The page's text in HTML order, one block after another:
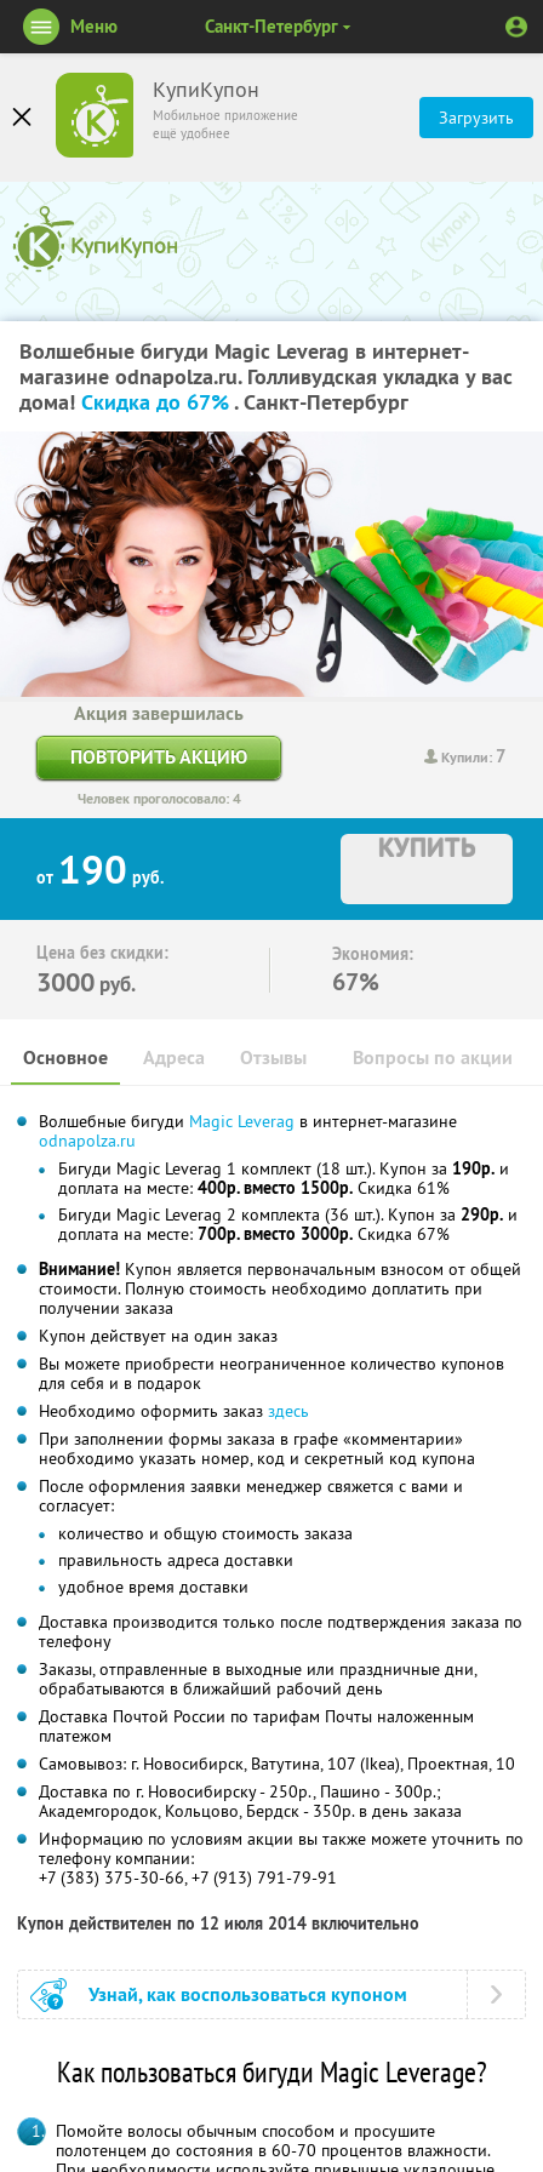
КупиКупон
Мобильное приложение
ещё удобнее
Загрузить
Меню Санкт-Петербург
Волшебные бигуди Magic Leverag в интернет-
магазине odnapolza.ru. Голливудская укладка у вас
дома! Скидка до 67%. Санкт-Петербург
Купили: 7
Акция завершилась
ПОВТОРИТЬ АКЦИЮ
Человек проголосовало: 4
от 190 руб.
КУПИТЬ
Цена без скидки:
3000 руб.
Экономия:
67%
Основное Отзывы Вопросы по акции
Адреса
Волшебные бигуди Magic Leverag в интернет-магазине
odnapolza.ru
Бигуди Magic Leverag 1 комплект (18 шт.). Купон за 190р. и
доплата на месте: 400р. вместо 1500р. Скидка 61%
Бигуди Magic Leverag 2 комплекта (36 шт.). Купон за 290р. и
доплата на месте: 700р. вместо 3000р. Скидка 67%
Внимание! Купон является первоначальным взносом от общей
стоимости. Полную стоимость необходимо доплатить при
получении заказа
Купон действует на один заказ
Вы можете приобрести неограниченное количество купонов
для себя и в подарок
Необходимо оформить заказ здесь
При заполнении формы заказа в графе «комментарии»
необходимо указать номер, код и секретный код купона
После оформления заявки менеджер свяжется с вами и
согласует:
количество и общую стоимость заказа
правильность адреса доставки
удобное время доставки
Доставка производится только после подтверждения заказа по
телефону
Заказы, отправленные в выходные или праздничные дни,
обрабатываются в ближайший рабочий день
Доставка Почтой России по тарифам Почты наложенным
платежом
Самовывоз: г. Новосибирск, Ватутина, 107 (Ikea), Проектная, 10
Доставка по г. Новосибирску - 250р., Пашино - 300р.;
Академгородок, Кольцово, Бердск - 350р. в день заказа
Информацию по условиям акции вы также можете уточнить по
телефону компании:
+7 (383) 375-30-66, +7 (913) 791-79-91
Купон действителен по 12 июля 2014 включительно
Узнай, как воспользоваться купоном
Как пользоваться бигуди Magic Leverage?
Помойте волосы обычным способом и просушите
полотенцем до состояния в 60-70 процентов влажности.